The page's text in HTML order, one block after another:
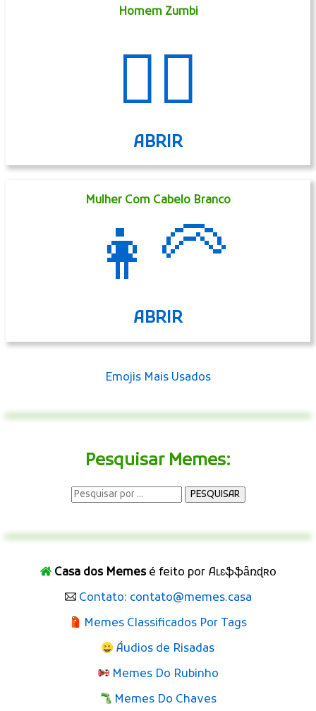
Homem Zumbi
🧟‍♂️
ABRIR
Mulher Com Cabelo Branco
👩‍🦳
ABRIR
Emojis Mais Usados
Pesquisar Memes:
Casa dos Memesé feito por Aʟɛֆֆǟռɖʀօ
Contato: contato@memes.casa
Memes Classificados Por Tags
Áudios de Risadas
Memes Do Rubinho
Memes Do Chaves